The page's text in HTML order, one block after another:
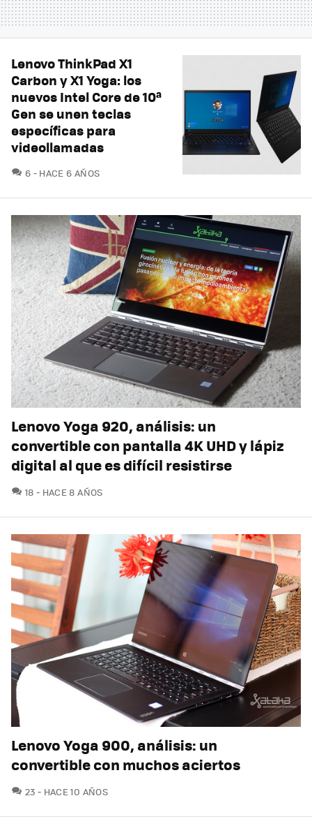
Lenovo ThinkPad X1
Carbon y X1 Yoga: los
nuevos Intel Core de 10ª
Gen se unen teclas
específicas para
videollamadas
6 COMENTARIOS
HACE 6 AÑOS
Lenovo Yoga 920, análisis: un
convertible con pantalla 4K UHD y lápiz
digital al que es difícil resistirse
18 COMENTARIOS
HACE 8 AÑOS
Lenovo Yoga 900, análisis: un
convertible con muchos aciertos
23 COMENTARIOS
HACE 10 AÑOS